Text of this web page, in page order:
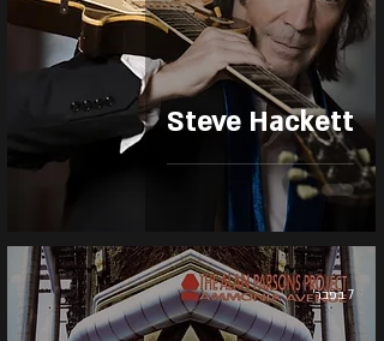
Steve Hackett
7 בפבר׳